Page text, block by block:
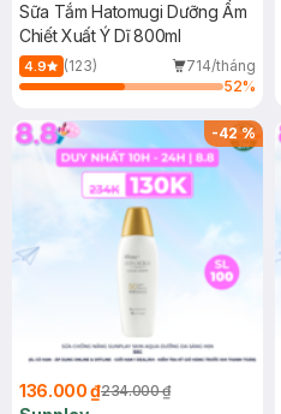
Sữa Tắm Hatomugi Dưỡng Ẩm
Chiết Xuất Ý Dĩ 800ml
4.9 (123)
714/tháng
52%
-42%
136.000 ₫234.000 ₫